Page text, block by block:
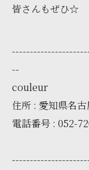
皆さんもぜひ☆
--
couleur
住所 : 愛知県名
電話番号 : 052-